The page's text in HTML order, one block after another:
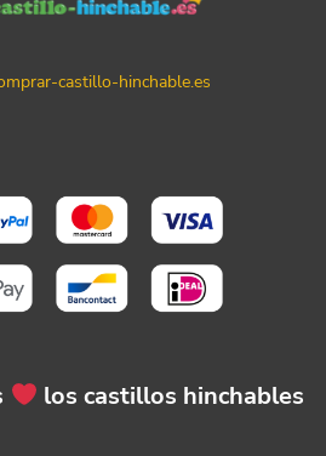
castillo-hinchable.es
los castillos hinchables